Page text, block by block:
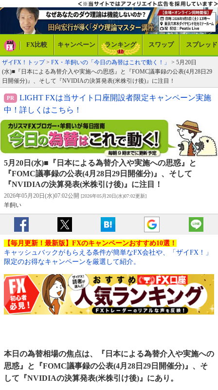
FX比較 キャンペーン ランキング スワップ スプレッド
ザイFX！トップ> FX・羊飼いの「今日の為替はこれで動く！」
> 5月20日
(水)■『日本による為替介入や実施への思惑』と『FOMC議事録の公表(4月28日29
日開催分)』、そして『NVIDIAの決算発表(米株引け後)』に注目！
LIGHT FXは当サイト口座開設者限定キャンペーン実施
中！詳しくはこちら！
5月20日(水)■『日本による為替介入や実施への思惑』と
『FOMC議事録の公表(4月28日29日開催分)』、そして
『NVIDIAの決算発表(米株引け後)』に注目！
2026年05月20日(水)07:02公開 [2026年05月20日(水)07:02更新]
羊飼い
【毎月更新！最新版】FXのキャンペーンおすすめ10選！
キャッシュバックがもらえる条件が簡単なFX会社や、「ザイFX！」
限定のお得なキャンペーンを厳選して紹介。
本日の為替相場の焦点は、『日本による為替介入や実施への
思惑』と『FOMC議事録の公表(4月28日29日開催分)』、そ
して『NVIDIAの決算発表(米株引け後)』にあり。